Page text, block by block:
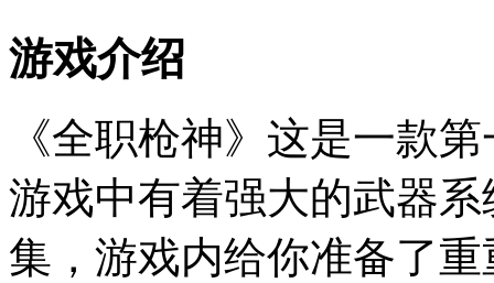
游戏介绍
《全职枪神》这是一款
游戏中有着强大的武器
集，游戏内给你准备了